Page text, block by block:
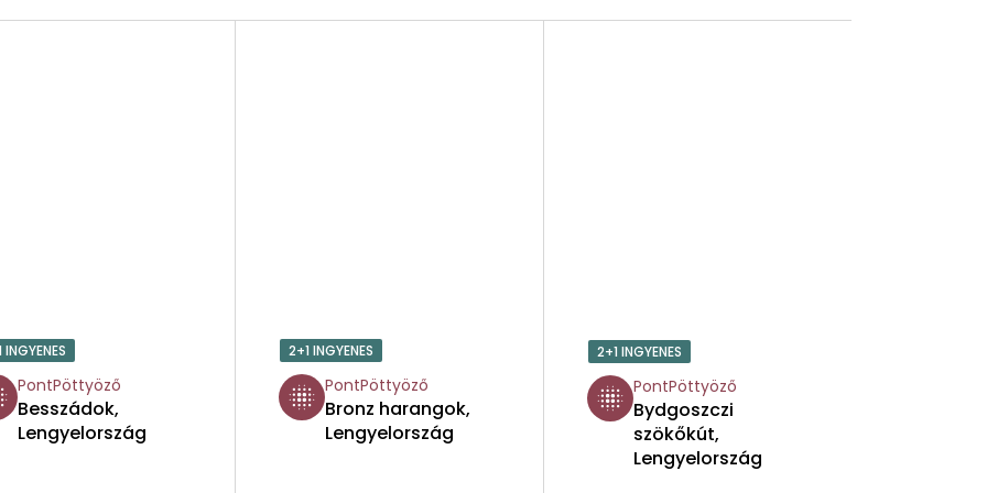
INGYENES
PontPöttyöző
Besszádok,
Lengyelország
2+1 INGYENES
PontPöttyöző
Bronz harangok,
Lengyelország
2+1 INGYENES
PontPöttyöző
Bydgoszczi
szökőkút,
Lengyelország